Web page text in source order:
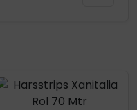
openen